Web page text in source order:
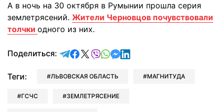
А в ночь на 30 октября в Румынии прошла серия
землетрясений. Жители Черновцов почувствовали
толчки одного из них.
Поделиться: отправить в Telegram
поделиться в Facebook
поделиться в X
отправить в Viber
отправить в Whatsapp
отправить в Messenger
отправить в LinkedIn
Теги: ЛЬВОВСКАЯ ОБЛАСТЬ МАГНИТУДА
ГСЧС ЗЕМЛЕТРЯСЕНИЕ